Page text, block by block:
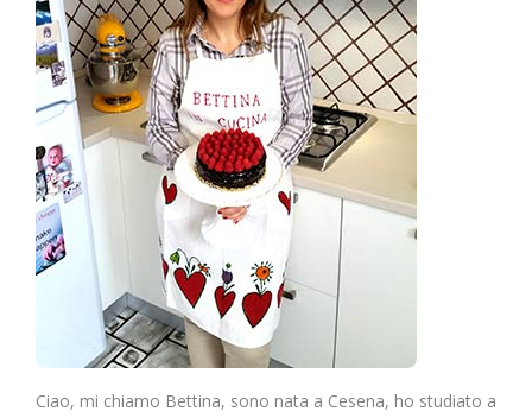
Ciao, mi chiamo Bettina, sono nata a Cesena, ho studiato a